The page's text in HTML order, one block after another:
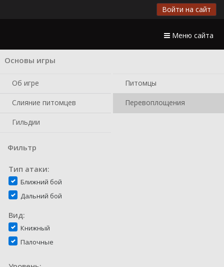
Войти на сайт
Меню сайта
Основы игры
Об игре Питомцы
Слияние питомцев Перевоплощения
Гильдии
Фильтр
Тип атаки:
Ближний бой
Дальний бой
Вид:
Книжный
Палочные